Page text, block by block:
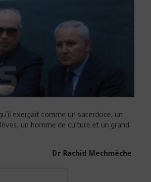
exerçait comme un sacerdoce, un
un homme de culture et un grand
Dr Rachid Mechmèche